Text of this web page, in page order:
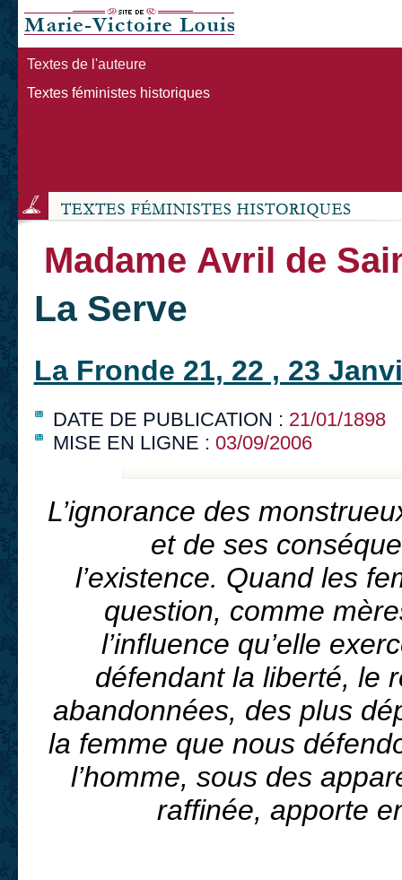
Textes de l'auteure
Textes féministes historiques
Madame Avril de
La Serve
La Fronde 21, 22 , 23
DATE DE PUBLICATION : 21/01/1898
MISE EN LIGNE : 03/09/2006
L’ignorance des
et de ses
l’existence. Quand les
question, comme
l’influence qu’elle
défendant la liberté, le
abandonnées, des plus
la femme que nous
l’homme, sous des
raffinée, apporte